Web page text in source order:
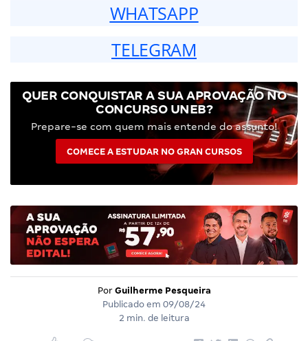
WHATSAPP
TELEGRAM
QUER CONQUISTAR A SUA APROVAÇÃO NO
CONCURSO UNEB?
Prepare-se com quem mais entende do assunto!
COMECE A ESTUDAR NO GRAN CURSOS
Por Guilherme Pesqueira
Publicado em 09/08/24
2 min. de leitura